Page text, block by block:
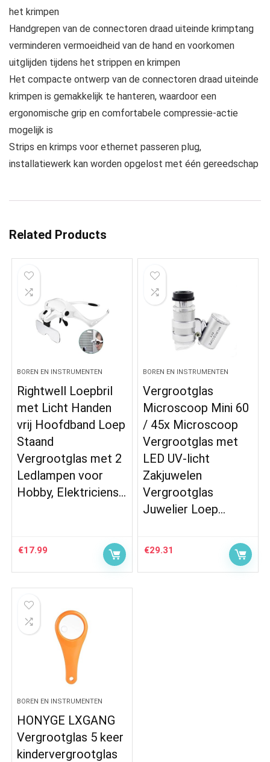
het krimpen
Handgrepen van de connectoren draad uiteinde krimptang
verminderen vermoeidheid van de hand en voorkomen
uitglijden tijdens het strippen en krimpen
Het compacte ontwerp van de connectoren draad uiteinde
krimpen is gemakkelijk te hanteren, waardoor een
ergonomische grip en comfortabele compressie-actie
mogelijk is
Strips en krimps voor ethernet passeren plug,
installatiewerk kan worden opgelost met één gereedschap
Related Products
BOREN EN INSTRUMENTEN
Rightwell Loepbril
met Licht Handen
vrij Hoofdband Loep
Staand
Vergrootglas met 2
Ledlampen voor
Hobby, Elektriciens…
€17.99
BOREN EN INSTRUMENTEN
Vergrootglas
Microscoop Mini 60
/ 45x Microscoop
Vergrootglas met
LED UV-licht
Zakjuwelen
Vergrootglas
Juwelier Loep…
€29.31
BOREN EN INSTRUMENTEN
HONYGE LXGANG
Vergrootglas 5 keer
kindervergrootglas